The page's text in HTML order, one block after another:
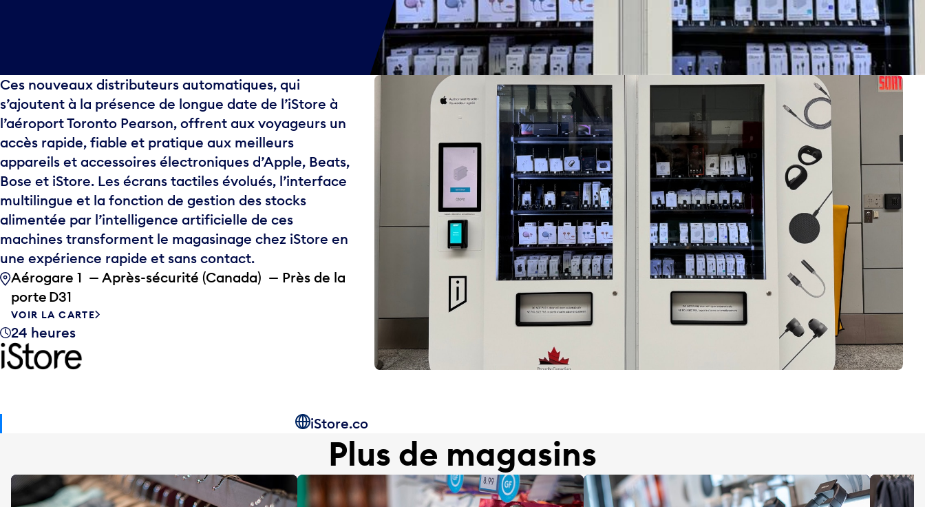
Ces nouveaux distributeurs automatiques, qui
s’ajoutent à la présence de longue date de l’iStore à
l’aéroport Toronto Pearson, offrent aux voyageurs un
accès rapide, fiable et pratique aux meilleurs
appareils et accessoires électroniques d’Apple, Beats,
Bose et iStore. Les écrans tactiles évolués, l’interface
multilingue et la fonction de gestion des stocks
alimentée par l’intelligence artificielle de ces
machines transforment le magasinage chez iStore en
une expérience rapide et sans contact.
Aérogare 1 — Après-sécurité (Canada) — Près de la
porte D31
VOIR LA CARTE
24 heures
iStore.co
Plus de magasins